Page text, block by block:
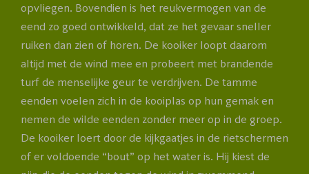
opvliegen. Bovendien is het reukvermogen van de
eend zo goed ontwikkeld, dat ze het gevaar sneller
ruiken dan zien of horen. De kooiker loopt daarom
altijd met de wind mee en probeert met brandende
turf de menselijke geur te verdrijven. De tamme
eenden voelen zich in de kooiplas op hun gemak en
nemen de wilde eenden zonder meer op in de groep.
De kooiker loert door de kijkgaatjes in de rietschermen
of er voldoende “bout” op het water is. Hij kiest de